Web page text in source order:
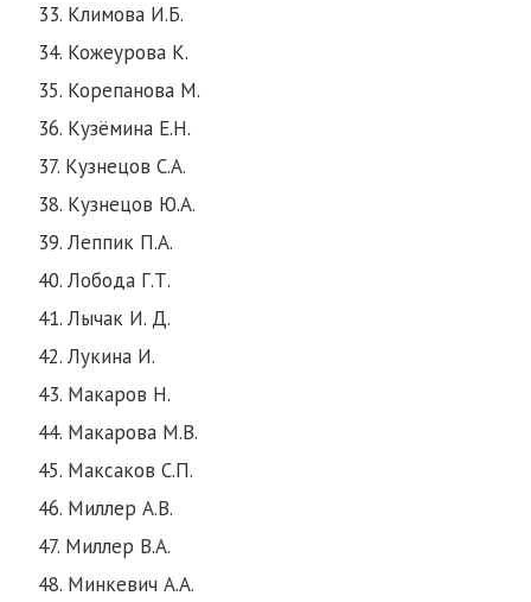
33. Климова И.Б.
34. Кожеурова К.
35. Корепанова М.
36. Кузёмина Е.Н.
37. Кузнецов С.А.
38. Кузнецов Ю.А.
39. Леппик П.А.
40. Лобода Г.Т.
41. Лычак И. Д.
42. Лукина И.
43. Макаров Н.
44. Макарова М.В.
45. Максаков С.П.
46. Миллер А.В.
47. Миллер В.А.
48. Минкевич А.А.